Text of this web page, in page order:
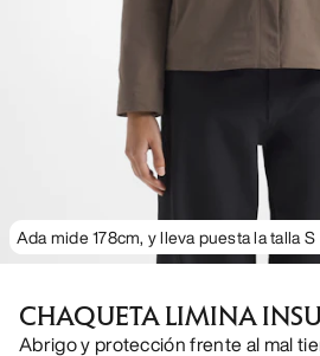
Ada mide 178cm, y lleva puesta la talla S
CHAQUETA LIMINA
Abrigo y protección frente al mal